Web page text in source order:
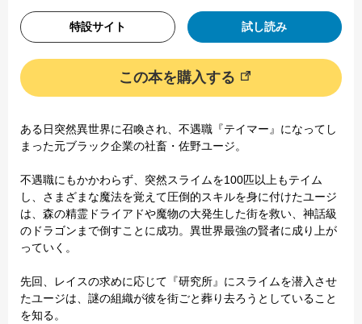
特設サイト 試し読み
この本を購入する
ある日突然異世界に召喚され、不遇職『テイマー』になってし
まった元ブラック企業の社畜・佐野ユージ。
不遇職にもかかわらず、突然スライムを100匹以上もテイム
し、さまざまな魔法を覚えて圧倒的スキルを身に付けたユージ
は、森の精霊ドライアドや魔物の大発生した街を救い、神話級
のドラゴンまで倒すことに成功。異世界最強の賢者に成り上が
っていく。
先回、レイスの求めに応じて『研究所』にスライムを潜入させ
たユージは、謎の組織が彼を街ごと葬り去ろうとしていること
を知る。